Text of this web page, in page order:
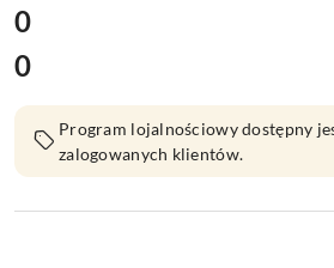
cena:
0
Cena:
0
Program lojalnościowy dostępny
zalogowanych klientów.